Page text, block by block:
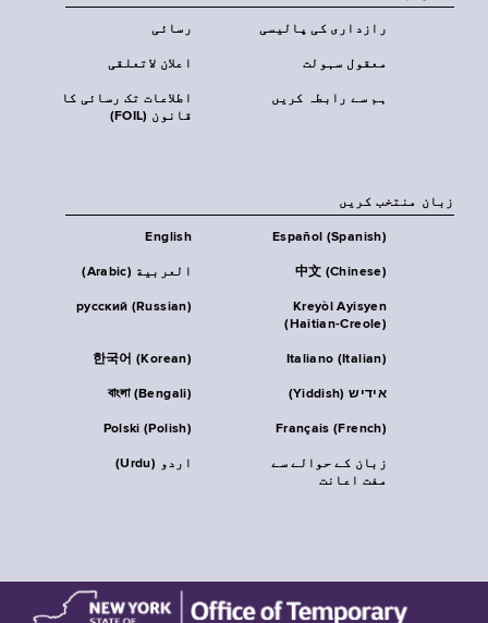
رسائی رازداری کی پالیسی
اعلان لاتعلقی معقول سہولت
اطلاعات تک رسائی کا
قانون (FOIL)
ہم سے رابطہ کریں
زبان منتخب کریں
English Español (Spanish)
العربية (Arabic) 中文 (Chinese)
русский (Russian)
Kreyòl Ayisyen
(Haitian-Creole)
한국어 (Korean) Italiano (Italian)
বাংলা (Bengali) אידיש (Yiddish)
Polski (Polish) Français (French)
اردو (Urdu)
زبان کے حوالے سے
مفت اعانت